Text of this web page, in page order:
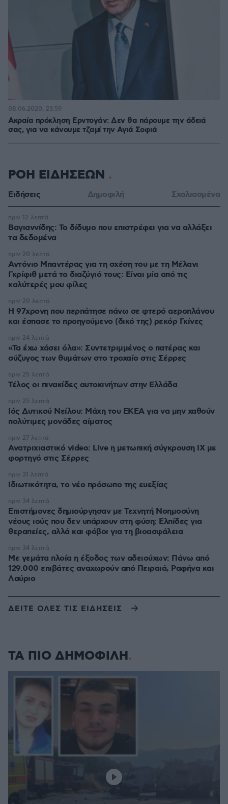
Ακραία πρόκληση Ερντογάν: Δεν θα πάρουμε την άδειά
σας, για να κάνουμε τζαμί την Αγιά Σοφιά
08.06.2020, 23:59
ΡΟΗ ΕΙΔΗΣΕΩΝ
Ειδήσεις Δημοφιλή Σχολιασμένα
Βαγιαννίδης: Το δίδυμο που επιστρέφει για να αλλάξει
τα δεδομένα
πριν 12 λεπτά
Αντόνιο Μπαντέρας για τη σχέση του με τη Μέλανι
Γκρίφιθ μετά το διαζύγιό τους: Είναι μία από τις
καλύτερές μου φίλες
πριν 20 λεπτά
Η 97χρονη που περπάτησε πάνω σε φτερό αεροπλάνου
και έσπασε το προηγούμενο (δικό της) ρεκόρ Γκίνες
πριν 20 λεπτά
«Τα έχω χάσει όλα»: Συντετριμμένος ο πατέρας και
σύζυγος των θυμάτων στο τροχαίο στις Σέρρες
πριν 24 λεπτά
Τέλος οι πινακίδες αυτοκινήτων στην Ελλάδα
πριν 25 λεπτά
Ιός Δυτικού Νείλου: Μάχη του ΕΚΕΑ για να μην χαθούν
πολύτιμες μονάδες αίματος
πριν 25 λεπτά
Ανατριχιαστικό video: Live η μετωπική σύγκρουση ΙΧ με
φορτηγό στις Σέρρες
πριν 27 λεπτά
Ιδιωτικότητα, το νέο πρόσωπο της ευεξίας
πριν 31 λεπτά
Επιστήμονες δημιούργησαν με Τεχνητή Νοημοσύνη
νέους ιούς που δεν υπάρχουν στη φύση: Ελπίδες για
θεραπείες, αλλά και φόβοι για τη βιοασφάλεια
πριν 34 λεπτά
Με γεμάτα πλοία η έξοδος των αδειούχων: Πάνω από
129.000 επιβάτες αναχωρούν από Πειραιά, Ραφήνα και
Λαύριο
πριν 34 λεπτά
ΔΕΙΤΕ ΟΛΕΣ ΤΙΣ ΕΙΔΗΣΕΙΣ
ΤΑ ΠΙΟ ΔΗΜΟΦΙΛΗ